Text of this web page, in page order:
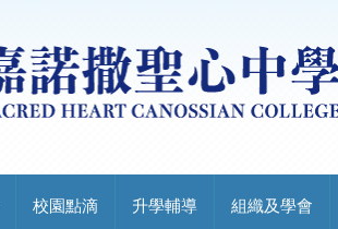
校園點滴 升學輔導 組織及學會